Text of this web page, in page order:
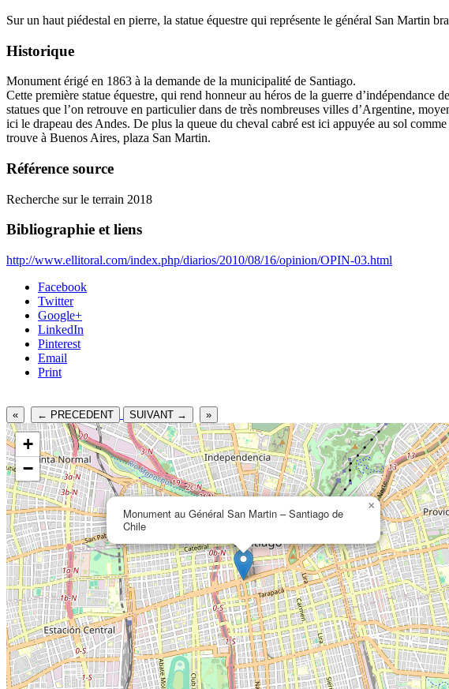
Sur un haut piédestal en pierre, la statue équestre qui représente le général San Martin
Historique
Monument érigé en 1863 à la demande de la municipalité de Santiago.
Cette première statue équestre, qui rend honneur au héros de la guerre d’indépendance
statues que l’on retrouve en particulier dans de très nombreuses villes d’Argentine,
ici le drapeau des Andes. De plus la queue du cheval cabré est ici appuyée au sol
trouve à Buenos Aires, plaza San Martin.
Référence source
Recherche sur le terrain 2018
Bibliographie et liens
http://www.ellitoral.com/index.php/diarios/2010/08/16/opinion/OPIN-03.html
Facebook
Twitter
Google+
LinkedIn
Pinterest
Email
Print
« ← PRECEDENT SUIVANT → »
Monument au Général San Martin – Santiago de
Chile
×
+
−